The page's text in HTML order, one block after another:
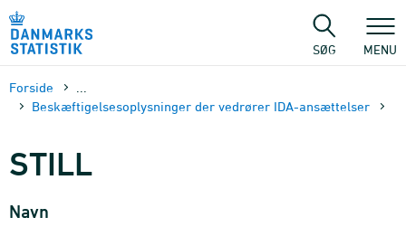
sidens
SØG MENU
Forside
Beskæftigelsesoplysninger der vedrører IDA-ansættelser
STILL
Navn